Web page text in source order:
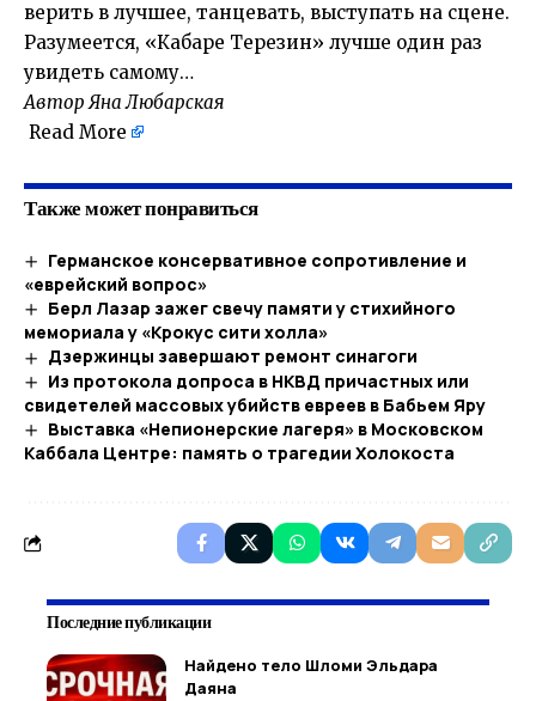
верить в лучшее, танцевать, выступать на сцене.
Разумеется, «Кабаре Терезин» лучше один раз
увидеть самому…
Автор Яна Любарская
Read More
Также может понравиться
Германское консервативное сопротивление и
«еврейский вопрос»
Берл Лазар зажег свечу памяти у стихийного
мемориала у «Крокус сити холла»
Дзержинцы завершают ремонт синагоги
Из протокола допроса в НКВД причастных или
свидетелей массовых убийств евреев в Бабьем Яру
Выставка «Непионерские лагеря» в Московском
Каббала Центре: память о трагедии Холокоста
Последние публикации
Найдено тело Шломи Эльдара
Даяна